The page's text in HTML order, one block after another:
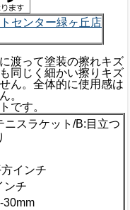
センター緑ヶ丘店
渡って塗装の擦れキズ
同じく細かい擦りキズ
ん。全体的に使用感は
。
です。
ニスラケット/B:目立つ
インチ
ンチ
30mm